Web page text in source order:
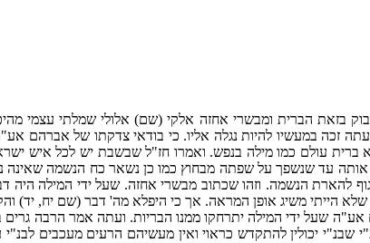
בזאת הברית ומבשרי אחזה אלקי (שם) אלולי שמלתי עצמי
זכה במעשיו להיות נגלה אליו. כי בודאי צדקתו של אברהם
עולם כמו מילה בנפש. ואמרו חז"ל שבשבת יש לכל איש
אותה עד שנשפך על שפתה מבחוץ כמו כן נשאר כח הנשמה
להארת הנשמה. וזהו שכתוב מבשרי אחזה. שעל ידי המילה היה
הייתי משיג אופן המראה. אך כי היפלא מה' דבר (שם יח, יד)
שעל ידי המילה יתרחקו ממנו הבריות. ועתה אמר הרבה
יכולין להתקדש כראוי ואין מעשיהם הרעים מעכבים לבנ"י